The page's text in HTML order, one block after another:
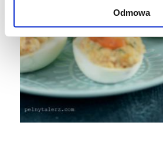
Odmowa